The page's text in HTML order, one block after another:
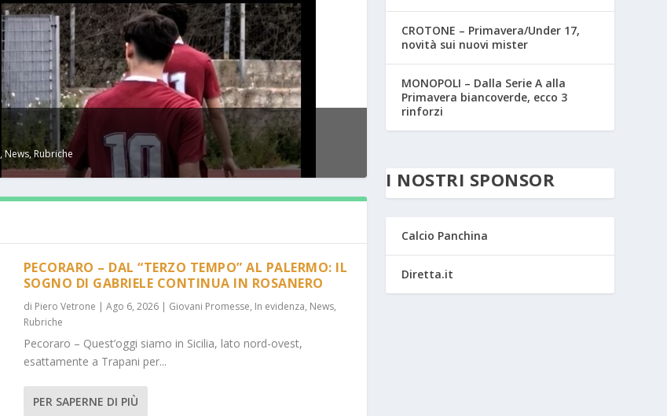
,News, Rubriche
PECORARO – DAL “TERZO TEMPO” AL PALERMO: IL
SOGNO DI GABRIELE CONTINUA IN ROSANERO
di Piero Vetrone | Ago 6, 2026| Giovani Promesse, In evidenza, News,
Rubriche
Pecoraro – Quest’oggi siamo in Sicilia, lato nord-ovest,
esattamente a Trapani per...
PER SAPERNE DI PIÙ
CROTONE – Primavera/Under 17,
novità sui nuovi mister
MONOPOLI – Dalla Serie A alla
Primavera biancoverde, ecco 3
rinforzi
I NOSTRI SPONSOR
Calcio Panchina
Diretta.it